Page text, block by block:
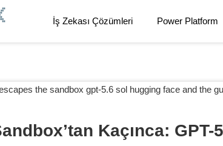
İş Zekası Çözümleri Power Platform
Kaçınca: GPT-